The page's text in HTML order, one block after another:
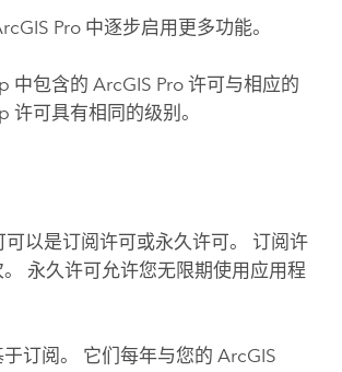
Pro中逐步启用更多功能。
中包含的 ArcGIS Pro许可与相应的
许可具有相同的级别。
以是订阅许可或永久许可。 订阅许
永久许可允许您无限期使用应用程
订阅。 它们每年与您的 ArcGIS